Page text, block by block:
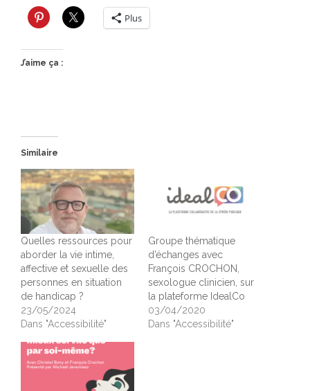
Plus
J’aime ça :
Similaire
Quelles ressources pour
aborder la vie intime,
affective et sexuelle des
personnes en situation
de handicap ?
23/05/2024
Dans "Accessibilité"
Groupe thématique
d’échanges avec
François CROCHON,
sexologue clinicien, sur
la plateforme IdealCo
03/04/2020
Dans "Accessibilité"